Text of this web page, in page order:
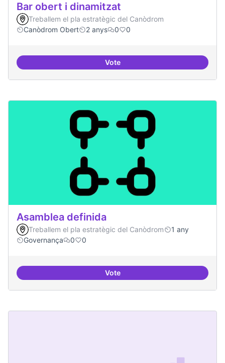
Bar obert i dinamitzat
Treballem el pla estratègic del Canòdrom
Canòdrom Obert
2 anys 0 0
VoteBar obert i dinamitzat
Asamblea definida
Treballem el pla estratègic del Canòdrom
1 any
Governança
0 0
VoteAsamblea definida